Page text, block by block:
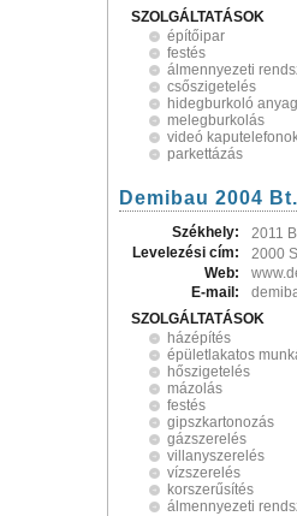
SZOLGÁLTATÁSOK
építőipar
festés
álmennyezeti
csőszigetelés
hidegburkoló
melegburkolás
videó
parkettázás
Demibau 2004 Bt.
Székhely:
2011
Levelezési cím:
2000
Web:
E-mail:
SZOLGÁLTATÁSOK
házépítés
épületlakatos
hőszigetelés
mázolás
festés
gipszkartonozás
gázszerelés
villanyszerelés
vízszerelés
korszerűsítés
álmennyezeti